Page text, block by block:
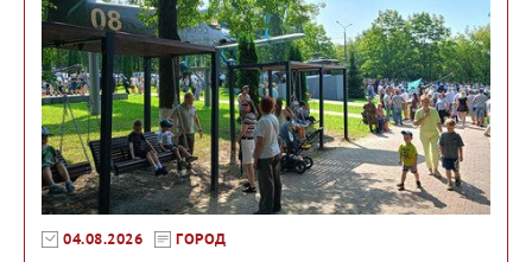
04.08.2026 ГОРОД